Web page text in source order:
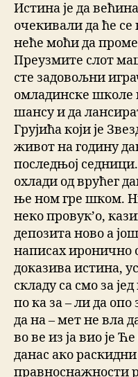
Истина је да
очекивали да ће се
неће моћи да
Преузмите слот
сте задовољни
омладинске школе
шансу и да
Грујића који је
живот на годину
последњој
охлади од врућег
ње ном гре шком.
неко провук’о,
депозита ново а
написах иронично
доказива истина,
складу са смо за
по ка за – ли да
да на – мет не вла
во ве из ја вио је
данас ако
правноснажности